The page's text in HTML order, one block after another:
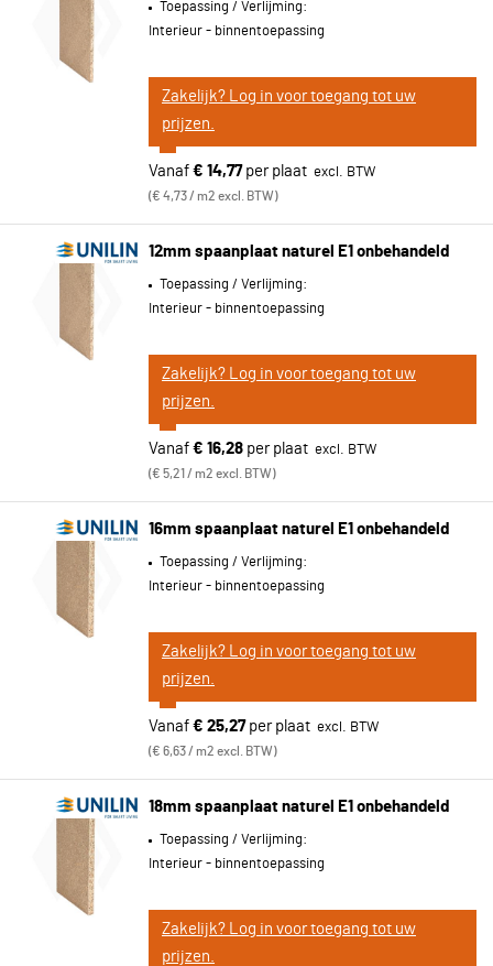
Toepassing / Verlijming:
Interieur - binnentoepassing
Zakelijk? Log in voor toegang tot uw
prijzen.
Vanaf € 14,77 per plaat
€ 4,73 / m2 excl. BTW
12mm spaanplaat naturel E1 onbehandeld
Toepassing / Verlijming:
Interieur - binnentoepassing
Zakelijk? Log in voor toegang tot uw
prijzen.
Vanaf € 16,28 per plaat
€ 5,21 / m2 excl. BTW
16mm spaanplaat naturel E1 onbehandeld
Toepassing / Verlijming:
Interieur - binnentoepassing
Zakelijk? Log in voor toegang tot uw
prijzen.
Vanaf € 25,27 per plaat
€ 6,63 / m2 excl. BTW
18mm spaanplaat naturel E1 onbehandeld
Toepassing / Verlijming:
Interieur - binnentoepassing
Zakelijk? Log in voor toegang tot uw
prijzen.